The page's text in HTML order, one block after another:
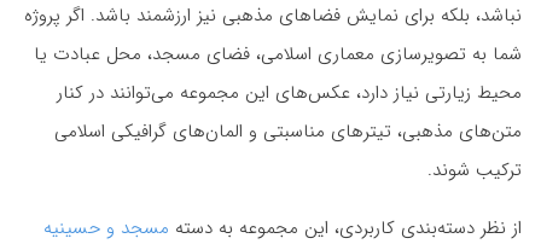
نباشد، بلکه برای نمایش فضاهای مذهبی نیز ارزشمند باشد. اگر پروژه
شما به تصویرسازی معماری اسلامی، فضای مسجد، محل عبادت یا
محیط زیارتی نیاز دارد، عکس‌های این مجموعه می‌توانند در کنار
متن‌های مذهبی، تیترهای مناسبتی و المان‌های گرافیکی اسلامی
ترکیب شوند.
از نظر دسته‌بندی کاربردی، این مجموعه به دسته مسجد و حسینیه